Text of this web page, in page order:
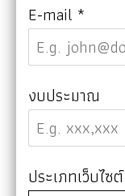
E-mail *
งบประมาณ
ประเภทเว็บไซต์